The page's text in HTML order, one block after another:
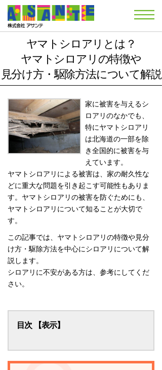
ヤマトシロアリとは？
ヤマトシロアリの特徴や
見分け方・駆除方法について解説
家に被害を与えるシ
ロアリのなかでも、
特にヤマトシロアリ
は北海道の一部を除
き全国的に被害を与
えています。
ヤマトシロアリによる被害は、家の耐久性な
どに重大な問題を引き起こす可能性もありま
す。ヤマトシロアリの被害を防ぐためにも、
ヤマトシロアリについて知ることが大切で
す。
この記事では、ヤマトシロアリの特徴や見分
け方・駆除方法を中心にシロアリについて解
説します。
シロアリに不安がある方は、参考にしてくだ
さい。
目次
ヤマトシロアリの特徴